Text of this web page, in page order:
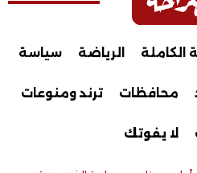
الكاملة الرياضة سياسة
محافظات ترند ومنوعات
لا يفوتك